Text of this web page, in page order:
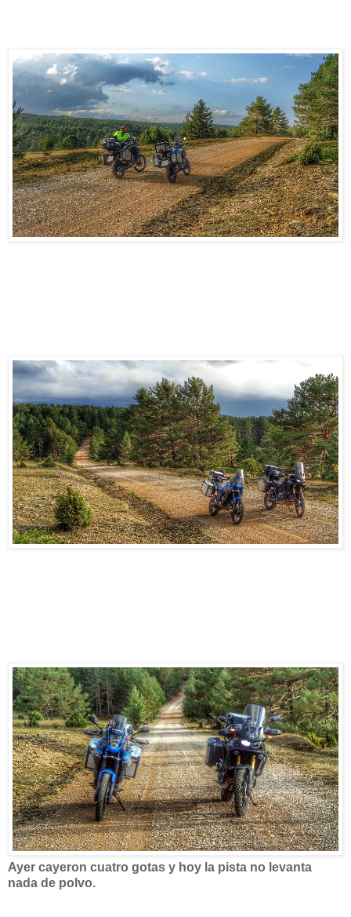
Ayer cayeron cuatro gotas y hoy la pista no levanta
nada de polvo.